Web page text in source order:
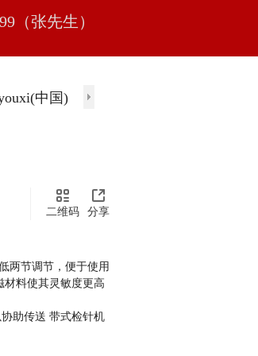
（张先生）
中国) 联系我们
二维码
分享
两节调节，便于使用
材料使其灵敏度更高
助传送 带式检针机